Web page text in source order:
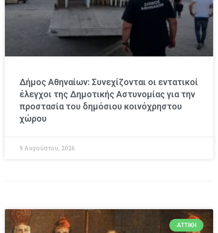
Δήμος Αθηναίων: Συνεχίζονται οι εντατικοί
έλεγχοι της Δημοτικής Αστυνομίας για την
προστασία του δημόσιου κοινόχρηστου
χώρου
9 Αυγούστου, 2026
ΑΤΤΙΚΉ